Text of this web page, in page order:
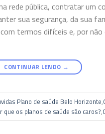
rede pública, contratar um
sua segurança, da sua
termos difíceis e, por
CONTINUAR LENDO →
Plano de saúde Belo Horizonte,
que os planos de saúde são caros?,